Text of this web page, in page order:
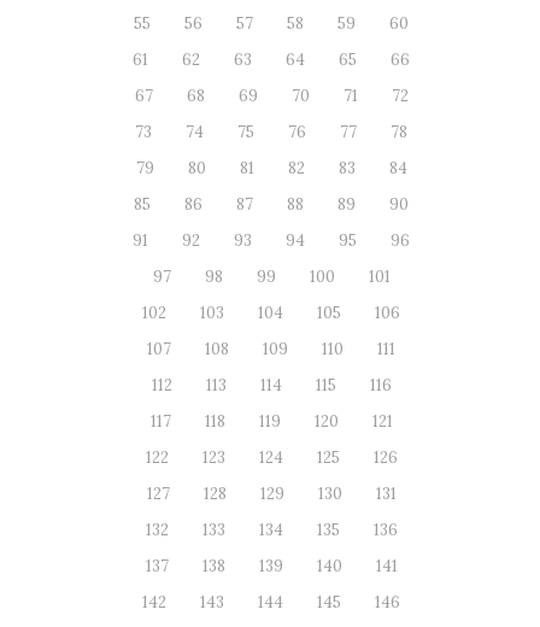
55
56 57 58 59
60
61
62 63 64 65
66
67
68 69 70 71
72
73
74 75 76 77
78
79
80 81 82 83
84
85
86 87 88 89
90
91
92 93 94 95
96
97
98 99 100
101
102
103 104 105
106
107
108 109 110
111
112
113 114 115
116
117
118 119 120
121
122
123 124 125
126
127
128 129 130
131
132
133 134 135
136
137
138 139 140
141
142
143 144 145
146